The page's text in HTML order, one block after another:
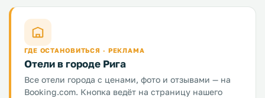
ГДЕ ОСТАНОВИТЬСЯ · РЕКЛАМА
Отели в городе Рига
Все отели города с ценами, фото и отзывами — на
Booking.com. Кнопка ведёт на страницу нашего